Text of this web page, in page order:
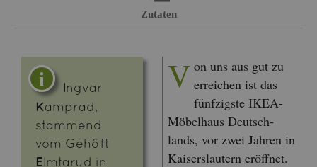
Zu­ta­ten
Ingvar
Kam­prad,
stam­mend
vom Ge­höft
Elmta­ryd in
V on uns aus gut zu
er­rei­chen ist das
fünf­zigs­te IKEA-
Mö­bel­haus Deutsch­
lands, vor zwei Jah­ren in
Kai­sers­lau­tern er­öff­net.